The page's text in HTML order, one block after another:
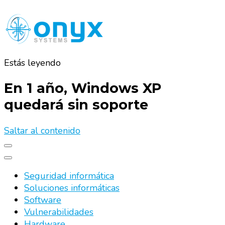
Virtualizacion, acceso remoto, encriptacion, anti spam,
vpn, utm, mantenimiento informatico
Estás leyendo
En 1 año, Windows XP
quedará sin soporte
Saltar al contenido
Seguridad informática
Soluciones informáticas
Software
Vulnerabilidades